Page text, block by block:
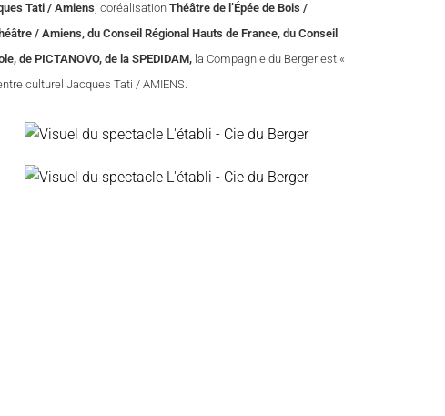
Tati / Amiens, coréalisation Théâtre de l’Épée de Bois /
/ Amiens, du Conseil Régional Hauts de France, du Conseil
de PICTANOVO, de la SPEDIDAM, la Compagnie du Berger est «
culturel Jacques Tati / AMIENS.